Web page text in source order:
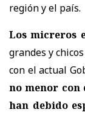
región y el país.
Los micreros
grandes y
con el actual
no menor con
han debido